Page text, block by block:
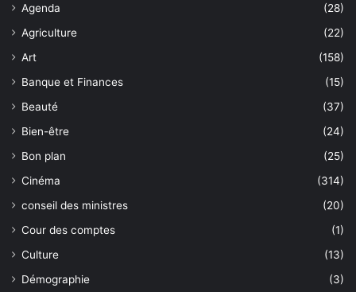
Agenda
(28)
Agriculture
(22)
Art
(158)
Banque et Finances
(15)
Beauté
(37)
Bien-être
(24)
Bon plan
(25)
Cinéma
(314)
conseil des ministres
(20)
Cour des comptes
(1)
Culture
(13)
Démographie
(3)